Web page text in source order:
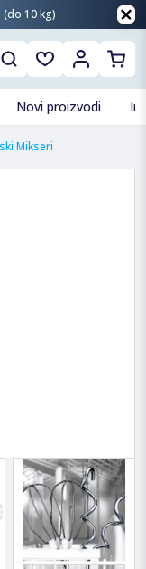
(do 10 kg)
Novi proizvodi
Mikseri